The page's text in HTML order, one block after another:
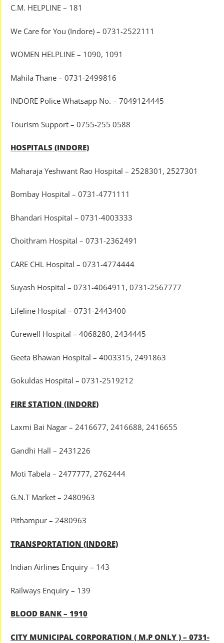
C.M. HELPLINE – 181
We Care for You (Indore) – 0731-2522111
WOMEN HELPLINE – 1090, 1091
Mahila Thane – 0731-2499816
INDORE Police Whatsapp No. – 7049124445
Tourism Support – 0755-255 0588
HOSPITALS (INDORE)
Maharaja Yeshwant Rao Hospital – 2528301, 2527301
Bombay Hospital – 0731-4771111
Bhandari Hospital – 0731-4003333
Choithram Hospital – 0731-2362491
CARE CHL Hospital – 0731-4774444
Suyash Hospital – 0731-4064911, 0731-2567777
Lifeline Hospital – 0731-2443400
Curewell Hospital – 4068280, 2434445
Geeta Bhawan Hospital – 4003315, 2491863
Gokuldas Hospital – 0731-2519212
FIRE STATION (INDORE)
Laxmi Bai Nagar – 2416677, 2416688, 2416655
Gandhi Hall – 2431226
Moti Tabela – 2477777, 2762444
G.N.T Market – 2480963
Pithampur – 2480963
TRANSPORTATION (INDORE)
Indian Airlines Enquiry – 143
Railways Enquiry – 139
BLOOD BANK – 1910
CITY MUNICIPAL CORPORATION ( M.P ONLY ) – 0731-